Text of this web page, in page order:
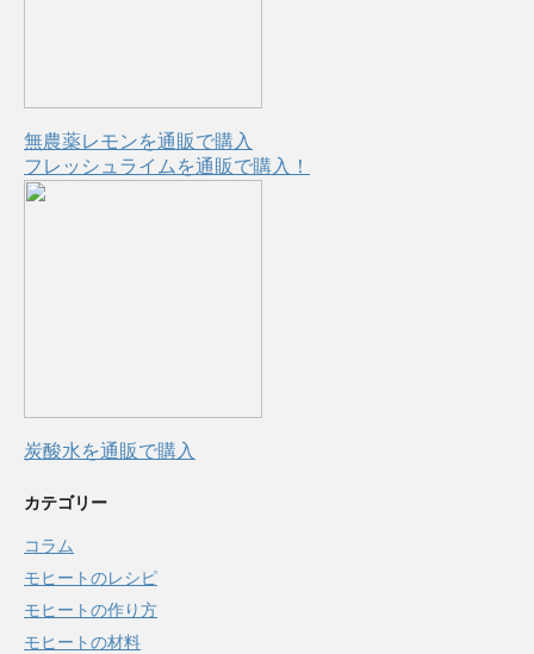
無農薬レモンを通販で購入
フレッシュライムを通販で購入！
炭酸水を通販で購入
カテゴリー
コラム
モヒートのレシピ
モヒートの作り方
モヒートの材料